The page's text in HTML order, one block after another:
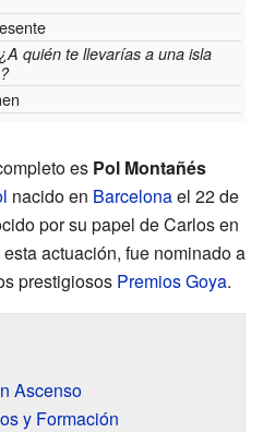
¿A quién te llevarías a una isla
es Pol Montañés
nacido en Barcelonael 22 de
por su papel de Carlos en
actuación, fue nominado a
prestigiosos Premios Goya.
Ascenso
y Formación